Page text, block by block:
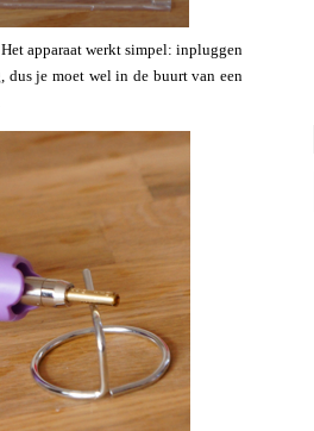
apparaat werkt simpel: inpluggen
dus je moet wel in de buurt van een